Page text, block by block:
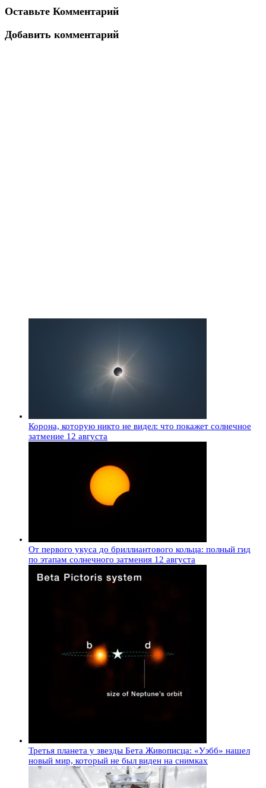
Оставьте Комментарий
Добавить комментарий
Корона, которую никто не видел: что покажет солнечное
затмение 12 августа
От первого укуса до бриллиантового кольца: полный гид
по этапам солнечного затмения 12 августа
Третья планета у звезды Бета Живописца: «Уэбб» нашел
новый мир, который не был виден на снимках